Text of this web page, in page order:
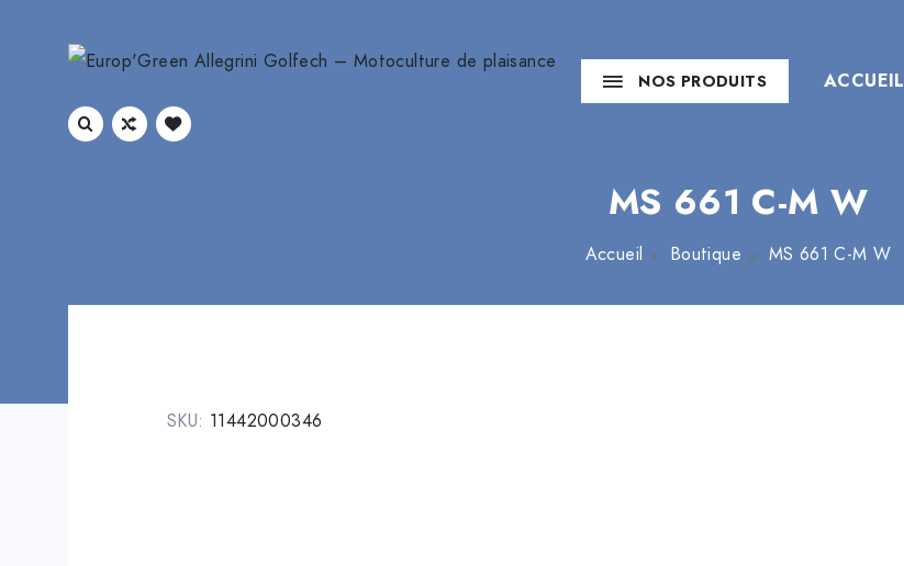
NOS PRODUITS ACCUEIL
MS 661 C-M W
Accueil Boutique MS 661 C-M W
SKU: 11442000346